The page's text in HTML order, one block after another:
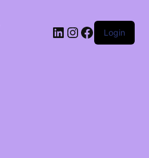
LinkedIn
Instagram
Facebook
Login